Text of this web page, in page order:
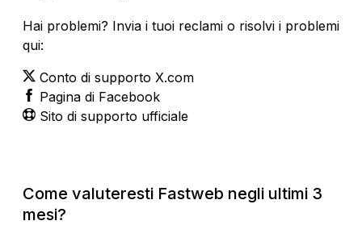
Hai problemi? Invia i tuoi reclami o risolvi i problemi
qui:
Conto di supporto X.com
Pagina di Facebook
Sito di supporto ufficiale
Come valuteresti Fastweb negli ultimi 3
mesi?